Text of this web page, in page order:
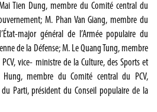
Tien Dung, membre du Comité central du
M. Phan Van Giang, membre du
major général de l’Armée populaire du
de la Défense; M. Le Quang Tung, membre
vice- ministre de la Culture, des Sports et
membre du Comité central du PCV,
Parti, président du Conseil populaire de la